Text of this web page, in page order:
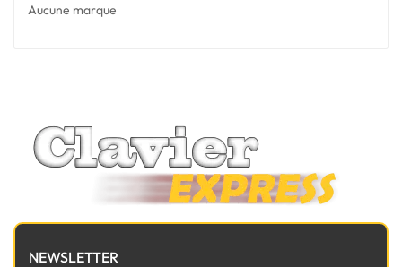
Aucune marque
NEWSLETTER